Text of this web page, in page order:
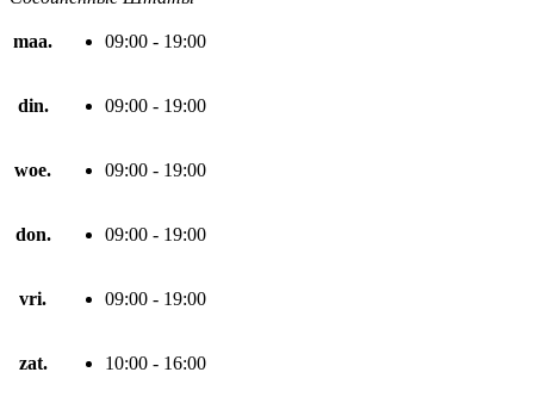
maa. 09:00 - 19:00
din. 09:00 - 19:00
woe. 09:00 - 19:00
don. 09:00 - 19:00
vri. 09:00 - 19:00
zat. 10:00 - 16:00